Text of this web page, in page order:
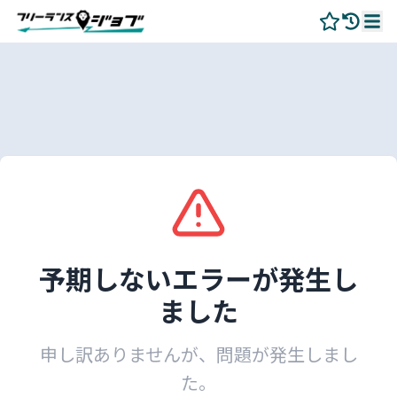
予期しないエラーが発生し
ました
申し訳ありませんが、問題が発生しまし
た。